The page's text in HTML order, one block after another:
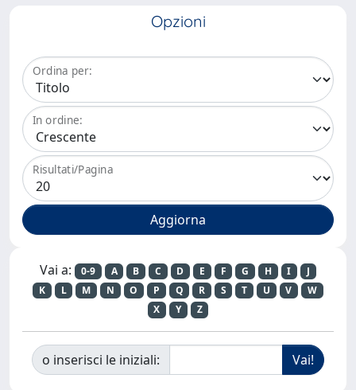
Opzioni
Ordina per:
In ordine:
Risultati/Pagina
Vai a: 0-9 A B C D E F G H I
J
K
L M N O P Q R S T U V
W
X
Y Z
o inserisci le iniziali: